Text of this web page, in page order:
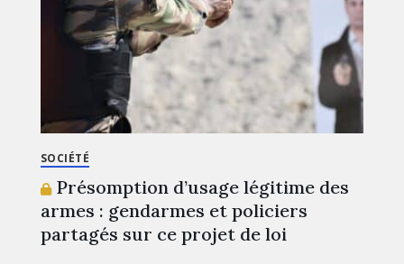
SOCIÉTÉ
Présomption d’usage légitime des
armes : gendarmes et policiers
partagés sur ce projet de loi